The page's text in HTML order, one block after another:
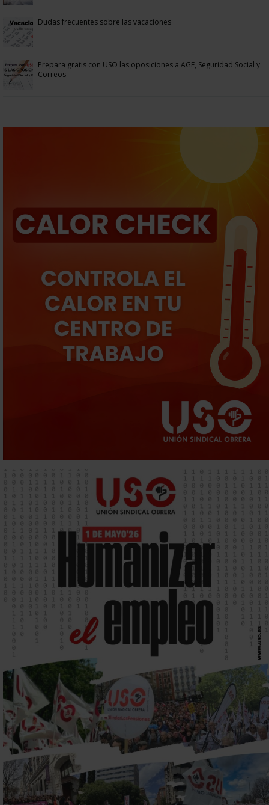
Dudas frecuentes sobre las vacaciones
Prepara gratis con USO las oposiciones a AGE, Seguridad Social y
Correos